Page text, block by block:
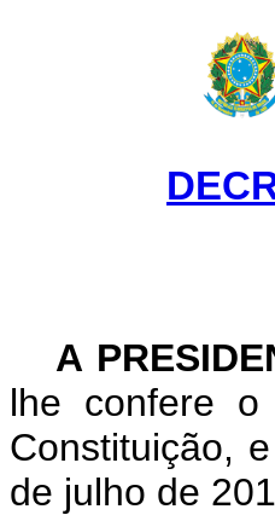
A
lhe confere
Constituição,
de julho de